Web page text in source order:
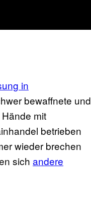
in
bewaffnete und
mit
betrieben
wieder brechen
sich andere